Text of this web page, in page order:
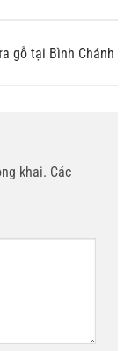
gỗ tại Bình Chánh
khai. Các